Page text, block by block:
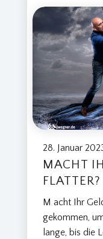
28. Januar
MACHT
FLATTER?
M acht Ihr
gekommen,
lange, bis die